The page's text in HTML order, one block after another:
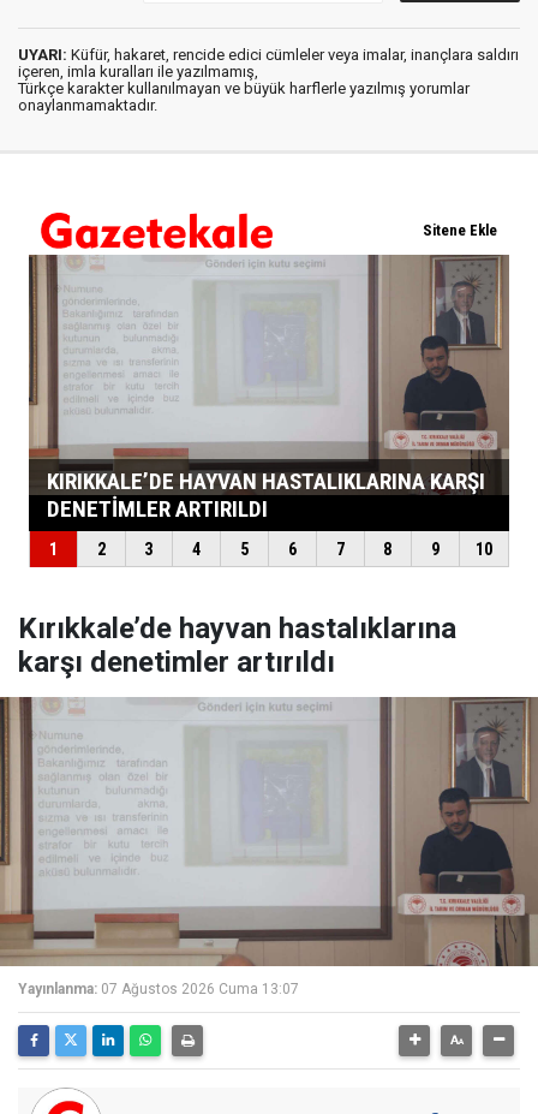
UYARI: Küfür, hakaret, rencide edici cümleler veya imalar, inançlara saldırı
içeren, imla kuralları ile yazılmamış,
Türkçe karakter kullanılmayan ve büyük harflerle yazılmış yorumlar
onaylanmamaktadır.
Kırıkkale’de hayvan hastalıklarına
karşı denetimler artırıldı
Yayınlanma: 07 Ağustos 2026 Cuma 13:07